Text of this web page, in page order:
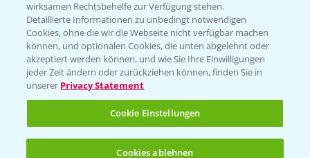
T.+49 (0)174 346 564 1
KONTAKT
Hilfe in Notfällen
T.+49 (0)214/30-20220
wirksamen Rechtsbehelfe zur Verfügung stehen.
Detaillierte Informationen zu unbedingt notwendigen
Cookies, ohne die wir die Webseite nicht verfügbar machen
können, und optionalen Cookies, die unten abgelehnt oder
akzeptiert werden können, und wie Sie Ihre Einwilligungen
jeder Zeit ändern oder zurückziehen können, finden Sie in
unserer Privacy Statement
Cookie Einstellungen
Cookies ablehnen